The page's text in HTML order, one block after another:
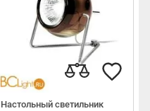
Настольный светильник